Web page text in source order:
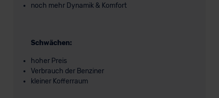
noch mehr Dynamik & Komfort
Schwächen:
hoher Preis
Verbrauch der Benziner
kleiner Kofferraum